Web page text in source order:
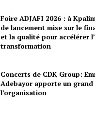
Foire ADJAFI 2026 : à
de lancement mise sur le
et la qualité pour accélérer
transformation
Concerts de CDK Group:
Adebayor apporte un grand
l’organisation